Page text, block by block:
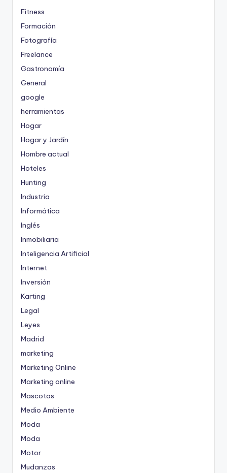
Fitness
Formación
Fotografía
Freelance
Gastronomía
General
google
herramientas
Hogar
Hogar y Jardín
Hombre actual
Hoteles
Hunting
Industria
Informática
Inglés
Inmobiliaria
Inteligencia Artificial
Internet
Inversión
Karting
Legal
Leyes
Madrid
marketing
Marketing Online
Marketing online
Mascotas
Medio Ambiente
Moda
Moda
Motor
Mudanzas